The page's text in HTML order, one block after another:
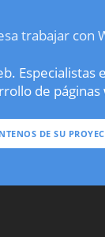
trabajar con
Especialistas
de páginas
DE SU